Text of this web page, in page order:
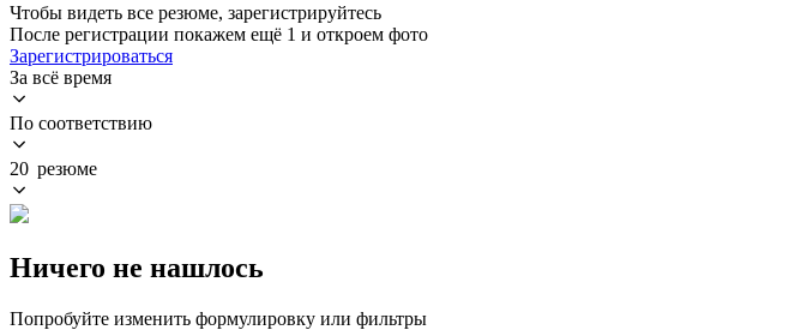
Чтобы видеть все резюме, зарегистрируйтесь
После регистрации покажем ещё 1 и откроем фото
Зарегистрироваться
За всё время
По соответствию
20 резюме
Ничего не нашлось
Попробуйте изменить формулировку или фильтры